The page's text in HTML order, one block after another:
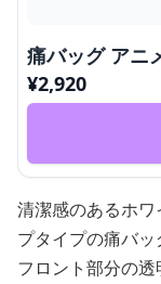
痛バッグ アニ
¥2,920
清潔感のあるホ
プタイプの痛バッ
フロント部分の